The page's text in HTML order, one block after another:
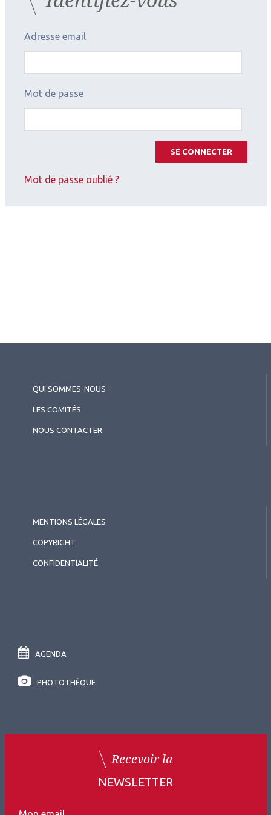
Adresse email
Mot de passe
SE CONNECTER
Mot de passe oublié ?
QUI SOMMES-NOUS
LES COMITÉS
NOUS CONTACTER
MENTIONS LÉGALES
COPYRIGHT
CONFIDENTIALITÉ
AGENDA
PHOTOTHÈQUE
Recevoir la
NEWSLETTER